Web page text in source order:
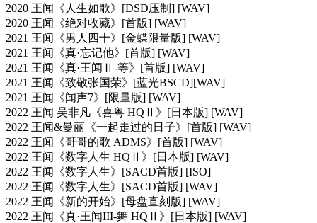
2020 王闻《人生如歌》[DSD压制] [WAV]
2020 王闻《绝对收藏》[首版] [WAV]
2021 王闻《男人四十》[金蝶限量版] [WAV]
2021 王闻《真·忘记他》[首版] [WAV]
2021 王闻《真·王闻Ⅱ-等》[首版] [WAV]
2021 王闻《致敬张国荣》[蓝光BSCD][WAV]
2021 王闻《闻声7》[限量版] [WAV]
2022 王闻 吴非凡《喜粤 HQⅡ》[日本版] [WAV]
2022 王闻&曼丽《一起走过的日子》[首版] [WAV]
2022 王闻《哥哥的歌 ADMS》[首版] [WAV]
2022 王闻《数字人生 HQⅡ》[日本版] [WAV]
2022 王闻《数字人生》[SACD首版] [ISO]
2022 王闻《数字人生》[SACD首版] [WAV]
2022 王闻《新的开始》[母盘直刻版] [WAV]
2022 王闻《真·王闻III-舞 HQⅡ》[日本版] [WAV]